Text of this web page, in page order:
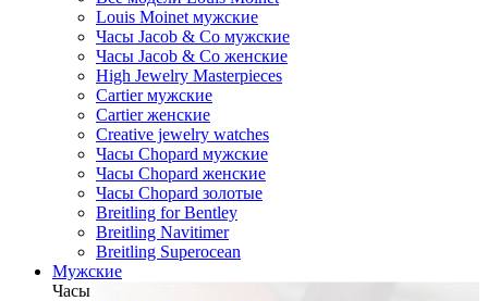
Louis Moinet мужские
Часы Jacob & Co мужские
Часы Jacob & Co женские
High Jewelry Masterpieces
Cartier мужские
Cartier женские
Creative jewelry watches
Часы Chopard мужские
Часы Сhopard женские
Часы Сhopard золотые
Breitling for Bentley
Breitling Navitimer
Breitling Superocean
Мужские
Часы